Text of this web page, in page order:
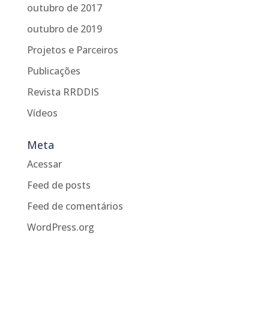
outubro de 2017
outubro de 2019
Projetos e Parceiros
Publicações
Revista RRDDIS
Vídeos
Meta
Acessar
Feed de posts
Feed de comentários
WordPress.org